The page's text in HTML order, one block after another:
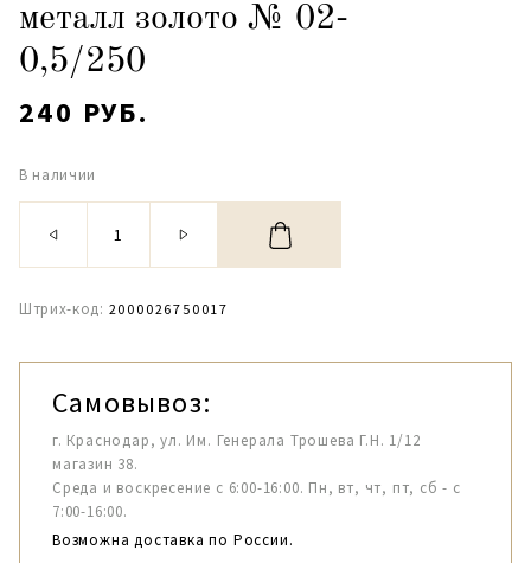
металл золото № 02-
0,5/250
240 РУБ.
В наличии
Штрих-код: 2000026750017
Самовывоз:
г. Краснодар, ул. Им. Генерала Трошева Г.Н. 1/12
магазин 38.
Среда и воскресение с 6:00-16:00. Пн, вт, чт, пт, сб - с
7:00-16:00.
Возможна доставка по России.